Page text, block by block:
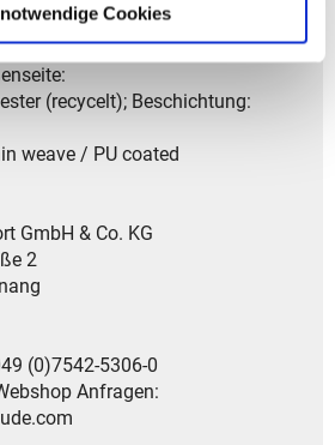
Cookies
(recycelt)
/ plain weave
(recycelt); Beschichtung:
/ PU coated
& Co. KG
2
5306-0
Anfragen: